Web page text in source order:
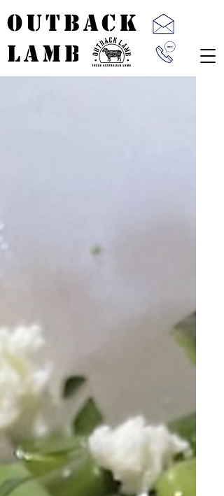
OUTBACK
LAMB